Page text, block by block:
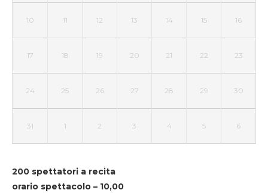
10 11 12 13 14 15 16
17 18 19 20 21 22 23
24 25 26 27 28 29 30
31 1 2 3 4 5 6
200 spettatori a recita
orario spettacolo – 10,00